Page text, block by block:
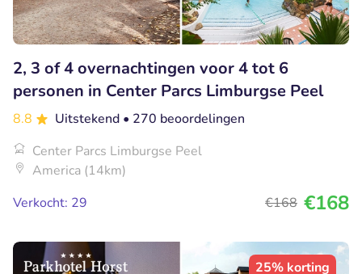
2, 3 of 4 overnachtingen voor 4 tot 6
personen in Center Parcs Limburgse Peel
8.8 Uitstekend • 270 beoordelingen
Center Parcs Limburgse Peel
America (14km)
Verkocht: 29
€168 €168
25% korting